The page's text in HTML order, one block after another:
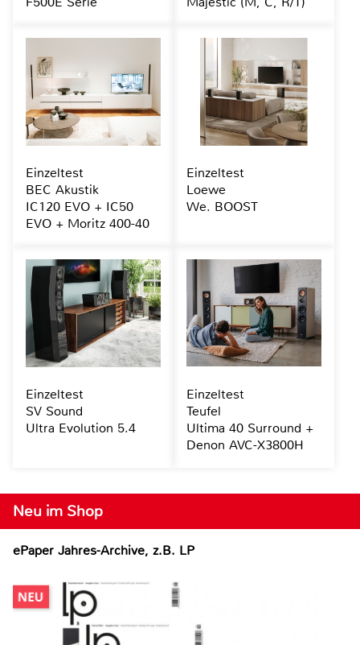
Neu im Shop
ePaper Jahres-Archive, z.B. LP
Einzeltest
BEC Akustik
IC120 EVO + IC50
EVO + Moritz 400-40
Einzeltest
Loewe
We. BOOST
Einzeltest
SV Sound
Ultra Evolution 5.4
Einzeltest
Teufel
Ultima 40 Surround +
Denon AVC-X3800H